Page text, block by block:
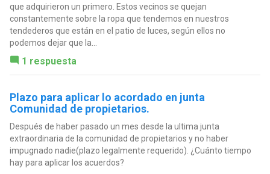
que adquirieron un primero. Estos vecinos se quejan
constantemente sobre la ropa que tendemos en nuestros
tendederos que están en el patio de luces, según ellos no
podemos dejar que la...
1 respuesta
Plazo para aplicar lo acordado en junta
Comunidad de propietarios.
Después de haber pasado un mes desde la ultima junta
extraordinaria de la comunidad de propietarios y no haber
impugnado nadie(plazo legalmente requerido). ¿Cuánto tiempo
hay para aplicar los acuerdos?